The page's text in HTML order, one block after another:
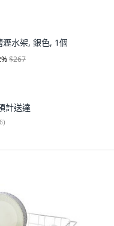
瀝水架, 銀色, 1個
%$267
計送達
)